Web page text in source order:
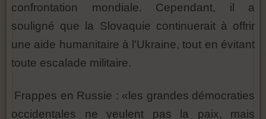
confrontation mondiale. Cependant, il a
souligné que la Slovaquie continuerait à offrir
une aide humanitaire à l'Ukraine, tout en évitant
toute escalade militaire.
Frappes en Russie : «les grandes démocraties
occidentales ne veulent pas la paix, mais